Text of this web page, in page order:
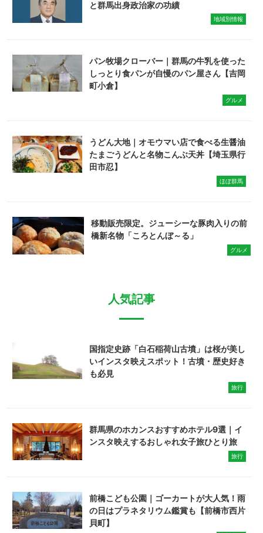
と群馬出身政治家の功績
地域別情報
パン牧場クローバー｜群馬の牛乳を使った
しっとり食パンが自慢のパン屋さん【吉岡
町小倉】
グルメ
うどん大地｜オモウマい店で食べる生醤油
たまごうどんと名物こんぶ天丼【埼玉県行
田市忍】
ほぼ群馬
移動販売限定。ジューシーな豚肉入りの前
橋新名物「ころとんぼ～る」
グルメ
人気記事
国指定史跡「白石稲荷山古墳」は桜が美し
いインスタ映えスポット！古墳・歴史好き
も必見
旅行
群馬県のホカンスおすすめホテル9選｜イ
ンスタ映えするおしゃれ女子旅ひとり旅
旅行
前橋こども公園｜ゴーカートが大人気！雨
の日はプラネタリウム鑑賞も【前橋市西片
貝町】